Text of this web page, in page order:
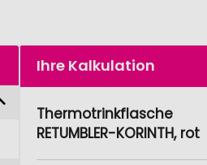
Ihre Kalkulation
Thermotrinkflasche
RETUMBLER-KORINTH, rot